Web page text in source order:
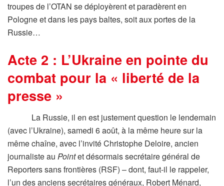
troupes de l’OTAN se déployèrent et paradèrent en
Pologne et dans les pays baltes, soit aux portes de la
Russie…
Acte 2 : L’Ukraine en pointe du
combat pour la « liberté de la
presse »
La Russie, il en est justement question le lendemain
(avec l’Ukraine), samedi 6 août, à la même heure sur la
même chaîne, avec l’invité Christophe Deloire, ancien
journaliste au Pointet désormais secrétaire général de
Reporters sans frontières (RSF) – dont, faut-il le rappeler,
l’un des anciens secrétaires généraux, Robert Ménard,